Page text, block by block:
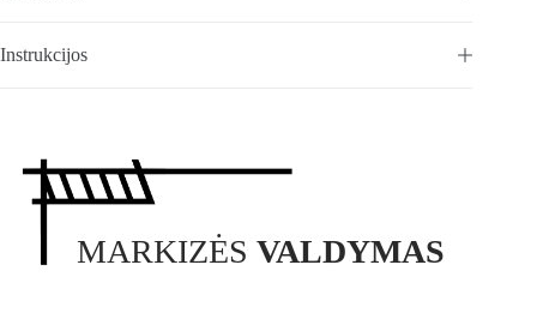
Instrukcijos
MARKIZĖS VALDYMAS